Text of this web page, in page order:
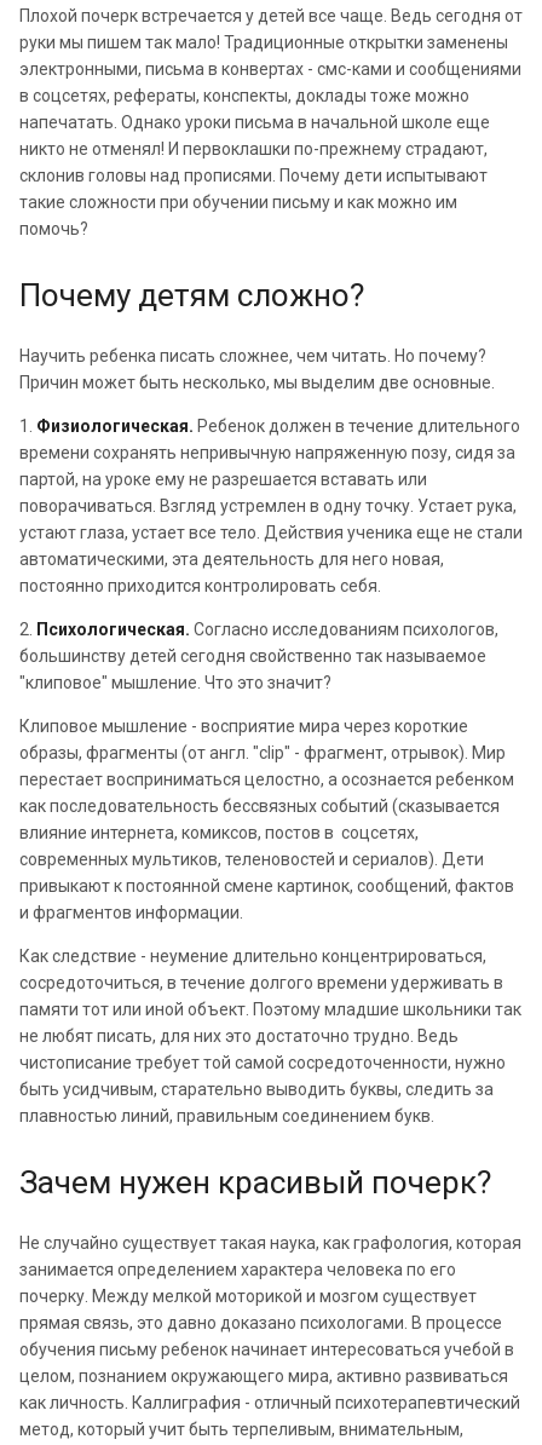
Плохой почерк встречается у детей все чаще. Ведь сегодня от
руки мы пишем так мало! Традиционные открытки заменены
электронными, письма в конвертах - смс-ками и сообщениями
в соцсетях, рефераты, конспекты, доклады тоже можно
напечатать. Однако уроки письма в начальной школе еще
никто не отменял! И первоклашки по-прежнему страдают,
склонив головы над прописями. Почему дети испытывают
такие сложности при обучении письму и как можно им
помочь?
Почему детям сложно?
Научить ребенка писать сложнее, чем читать. Но почему?
Причин может быть несколько, мы выделим две основные.
1. Физиологическая. Ребенок должен в течение длительного
времени сохранять непривычную напряженную позу, сидя за
партой, на уроке ему не разрешается вставать или
поворачиваться. Взгляд устремлен в одну точку. Устает рука,
устают глаза, устает все тело. Действия ученика еще не стали
автоматическими, эта деятельность для него новая,
постоянно приходится контролировать себя.
2. Психологическая. Согласно исследованиям психологов,
большинству детей сегодня свойственно так называемое
"клиповое" мышление. Что это значит?
Клиповое мышление - восприятие мира через короткие
образы, фрагменты (от англ. "clip" - фрагмент, отрывок). Мир
перестает восприниматься целостно, а осознается ребенком
как последовательность бессвязных событий (сказывается
влияние интернета, комиксов, постов в соцсетях,
современных мультиков, теленовостей и сериалов). Дети
привыкают к постоянной смене картинок, сообщений, фактов
и фрагментов информации.
Как следствие - неумение длительно концентрироваться,
сосредоточиться, в течение долгого времени удерживать в
памяти тот или иной объект. Поэтому младшие школьники так
не любят писать, для них это достаточно трудно. Ведь
чистописание требует той самой сосредоточенности, нужно
быть усидчивым, старательно выводить буквы, следить за
плавностью линий, правильным соединением букв.
Зачем нужен красивый почерк?
Не случайно существует такая наука, как графология, которая
занимается определением характера человека по его
почерку. Между мелкой моторикой и мозгом существует
прямая связь, это давно доказано психологами. В процессе
обучения письму ребенок начинает интересоваться учебой в
целом, познанием окружающего мира, активно развиваться
как личность. Каллиграфия - отличный психотерапевтический
метод, который учит быть терпеливым, внимательным,